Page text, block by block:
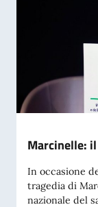
Marcinelle:
In occasione
tragedia di
nazionale del